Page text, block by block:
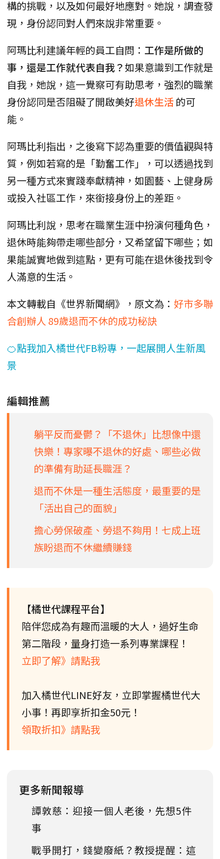
構的挑戰，以及如何最好地應對。她說，調查發
現，身份認同對人們來說非常重要。
阿瑪比利建議年輕的員工自問： 工作是所做的
事，還是工作就代表自我？如果意識到工作就是
自我，她說，這一覺察可有助思考，強烈的職業
身份認同是否阻礙了開啟美好退休生活的可
能。
阿瑪比利指出，之後寫下認為重要的價值觀與特
質，例如若寫的是「勤奮工作」，可以透過找到
另一種方式來實踐奉獻精神，如園藝、上健身房
或投入社區工作，來銜接身份上的差距。
阿瑪比利說，思考在職業生涯中扮演何種角色，
退休時能夠帶走哪些部分，又希望留下哪些；如
果能誠實地做到這點，更有可能在退休後找到令
人滿意的生活。
本文轉載自《世界新聞網》，原文為： 好市多聯
合創辦人 89歲退而不休的成功秘訣
🍊點我加入橘世代FB粉專，一起展開人生新風
景
編輯推薦
躺平反而憂鬱？「不退休」比想像中還
快樂！專家曝不退休的好處、哪些必做
的準備有助延長職涯？
退而不休是一種生活態度，最重要的是
「活出自己的面貌」
擔心勞保破產、勞退不夠用！七成上班
族盼退而不休繼續賺錢
【橘世代課程平台】
陪伴您成為有趣而溫暖的大人，過好生命
第二階段，量身打造一系列專業課程！
立即了解》請點我
加入橘世代LINE好友，立即掌握橘世代大
小事！再即享折扣金50元！
領取折扣》請點我
更多新聞報導
譚敦慈：迎接一個人老後，先想5件
事
戰爭開打，錢變廢紙？教授提醒：這